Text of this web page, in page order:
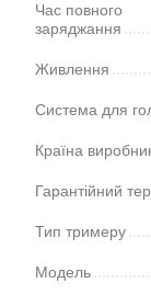
Час повного
заряджання
Живлення
Система для
Країна
Гарантійний
Тип тримеру
Модель